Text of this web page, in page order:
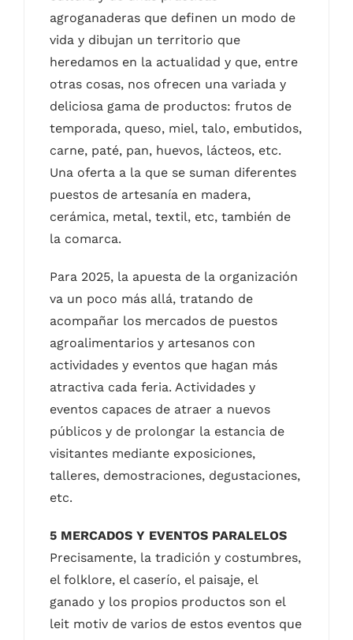
agroganaderas que definen un modo de
vida y dibujan un territorio que
heredamos en la actualidad y que, entre
otras cosas, nos ofrecen una variada y
deliciosa gama de productos: frutos de
temporada, queso, miel, talo, embutidos,
carne, paté, pan, huevos, lácteos, etc.
Una oferta a la que se suman diferentes
puestos de artesanía en madera,
cerámica, metal, textil, etc, también de
la comarca.
Para 2025, la apuesta de la organización
va un poco más allá, tratando de
acompañar los mercados de puestos
agroalimentarios y artesanos con
actividades y eventos que hagan más
atractiva cada feria. Actividades y
eventos capaces de atraer a nuevos
públicos y de prolongar la estancia de
visitantes mediante exposiciones,
talleres, demostraciones, degustaciones,
etc.
5 MERCADOS Y EVENTOS PARALELOS
Precisamente, la tradición y costumbres,
el folklore, el caserío, el paisaje, el
ganado y los propios productos son el
leit motiv de varios de estos eventos que